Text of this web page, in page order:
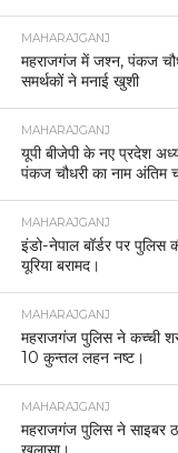
MAHARAJGANJ
महराजगंज में जश्न, पंकज
समर्थकों ने मनाई खुशी
MAHARAJGANJ
यूपी बीजेपी के नए प्रदेश
पंकज चौधरी का नाम अंतिम
MAHARAJGANJ
इंडो-नेपाल बॉर्डर पर पुलिस
यूरिया बरामद।
MAHARAJGANJ
महराजगंज पुलिस ने कच्ची
10 कुन्तल लहन नष्ट।
MAHARAJGANJ
महराजगंज पुलिस ने साइबर